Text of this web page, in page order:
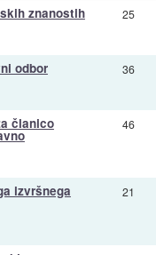
znanostih 25
odbor 36
članico 46
izvršnega 21